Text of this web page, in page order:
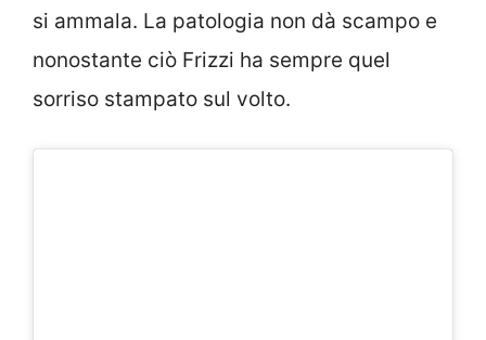
si ammala. La patologia non dà scampo e
nonostante ciò Frizzi ha sempre quel
sorriso stampato sul volto.